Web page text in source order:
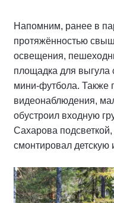
Напомним, ранее в
протяжённостью
освещения,
площадка для выгула
мини-футбола. Также
видеонаблюдения,
обустроил входную
Сахарова
смонтировал детскую